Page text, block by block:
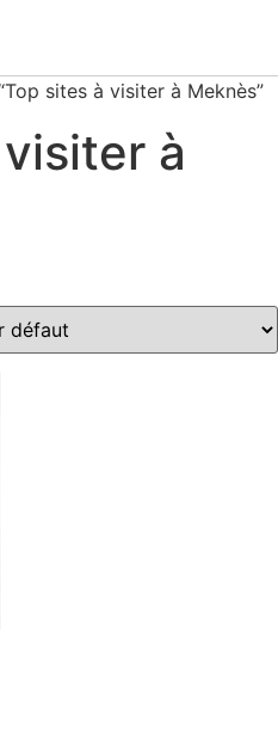
sites à visiter à Meknès”
à